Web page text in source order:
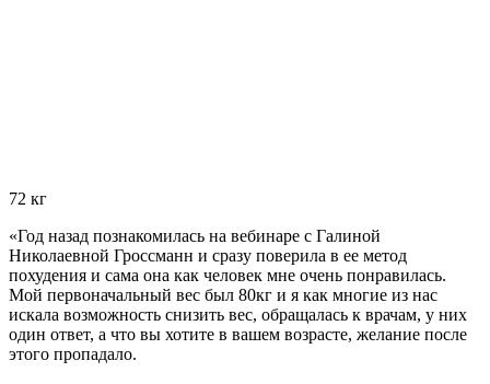
72 кг
«Год назад познакомилась на вебинаре с Галиной
Николаевной Гроссманн и сразу поверила в ее метод
похудения и сама она как человек мне очень понравилась.
Мой первоначальный вес был 80кг и я как многие из нас
искала возможность снизить вес, обращалась к врачам, у них
один ответ, а что вы хотите в вашем возрасте, желание после
этого пропадало.